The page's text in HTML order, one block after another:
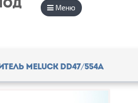
Меню
Meluck DD47/554A